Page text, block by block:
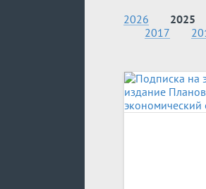
2026
2025
2017